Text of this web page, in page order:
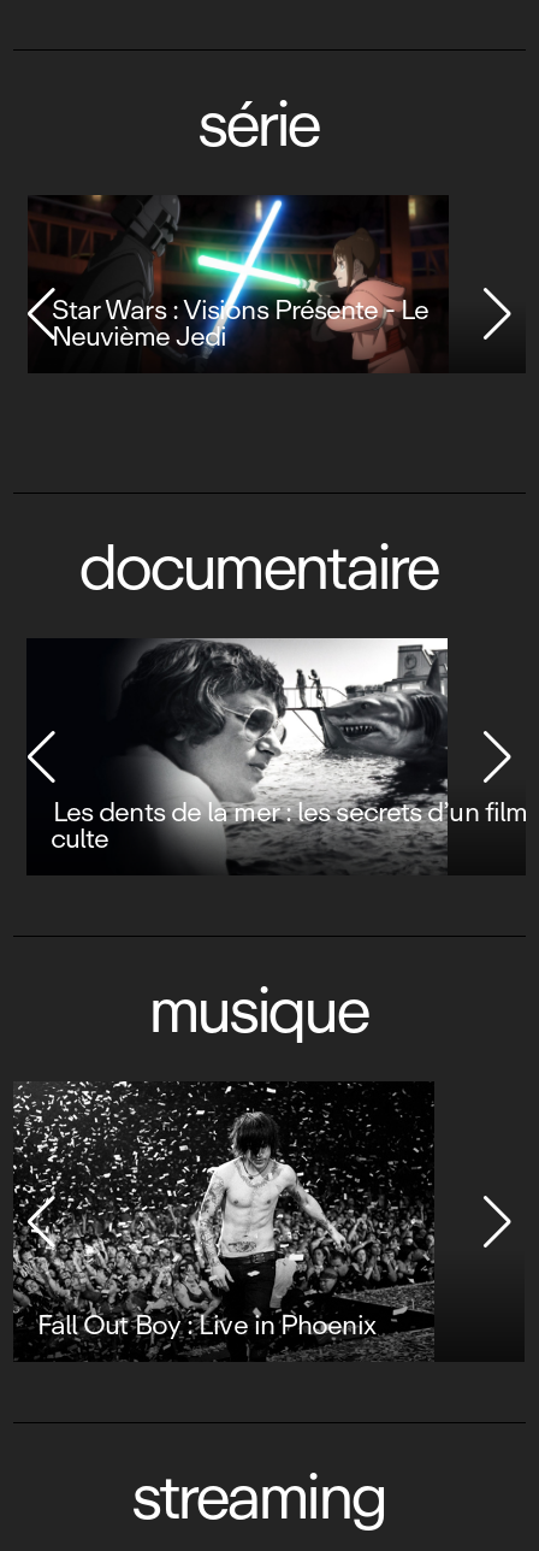
série
Star Wars : Visions Présente - Le
Neuvième Jedi
documentaire
Les dents de la mer : les secrets d’un film
culte
musique
Fall Out Boy : Live in Phoenix
streaming